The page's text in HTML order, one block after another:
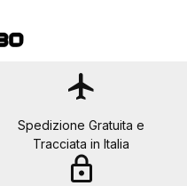
flight
Spedizione Gratuita e
Tracciata in Italia
lock